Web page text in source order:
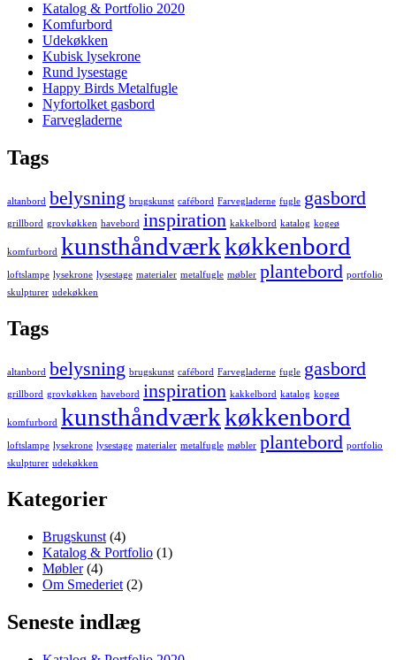
Katalog & Portfolio 2020
Komfurbord
Udekøkken
Kubisk lysekrone
Rund lysestage
Happy Birds Metalfugle
Nyfortolket gasbord
Farvegladerne
Tags
altanbord belysning brugskunst cafébord Farvegladerne fugle gasbord
grillbord grovkøkken havebord inspiration kakkelbord katalog kogeø
komfurbord kunsthåndværkkøkkenbord
loftslampe lysekrone lysestage materialer metalfugle møbler plantebord portfolio
skulpturer udekøkken
Tags
altanbord belysning brugskunst cafébord Farvegladerne fugle gasbord
grillbord grovkøkken havebord inspiration kakkelbord katalog kogeø
komfurbord kunsthåndværkkøkkenbord
loftslampe lysekrone lysestage materialer metalfugle møbler plantebord portfolio
skulpturer udekøkken
Kategorier
Brugskunst (4)
Katalog & Portfolio (1)
Møbler(4)
Om Smederiet (2)
Seneste indlæg